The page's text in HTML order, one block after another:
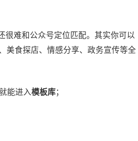
很难和公众号定位匹配。其实你可以
美食探店、情感分享、政务宣传等全
能进入模板库；